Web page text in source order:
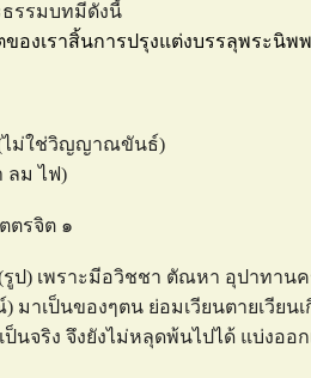
รรมบทมีดังนี้
งเราสิ้นการปรุงแต่งบรรลุพระนิพ
ไม่ใช่วิญญาณขันธ์)
ลม ไฟ)
ตรจิต ๑
) เพราะมีอวิชชา ตัณหา อุปาทานค
าเป็นของๆตน ย่อมเวียนตายเวียน
นจริง จึงยังไม่หลุดพ้นไปได้ แบ่งออ